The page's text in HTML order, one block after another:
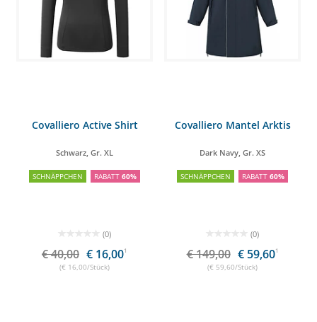
Covalliero Active Shirt
Schwarz, Gr. XL
SCHNÄPPCHEN RABATT 60%
(0)
€ 40,00 € 16,001
(€ 16,00/Stück)
Covalliero Mantel Arktis
Dark Navy, Gr. XS
SCHNÄPPCHEN RABATT 60%
(0)
€ 149,00 € 59,601
(€ 59,60/Stück)